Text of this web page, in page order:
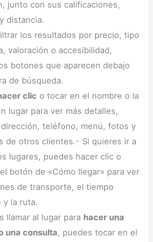
junto con sus calificaciones,
distancia.
los resultados por precio, tipo
valoración o accesibilidad,
botones que aparecen debajo
de búsqueda.
clic o tocar en el nombre o la
lugar para ver más detalles,
teléfono, menú, fotos y
de otros clientes.- Si quieres ir a
lugares, puedes hacer clic o
botón de «Cómo llegar» para ver
de transporte, el tiempo
y la ruta.
llamar al lugar para hacer una
una consulta, puedes tocar en el